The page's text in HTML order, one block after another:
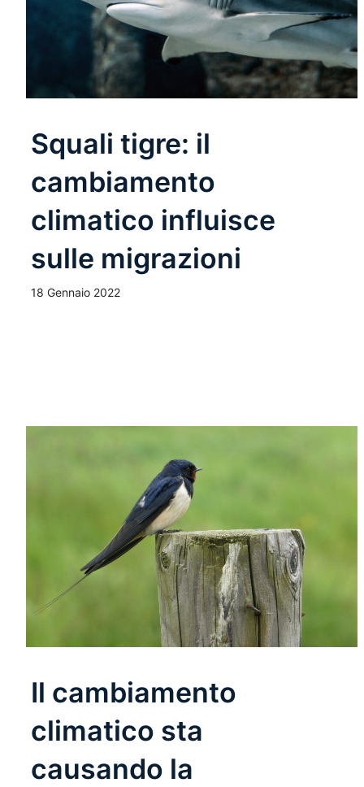
Squali tigre: il
cambiamento
climatico influisce
sulle migrazioni
18 Gennaio 2022
Il cambiamento
climatico sta
causando la